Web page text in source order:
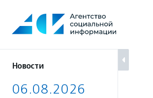
содержанию
Новости
06.08.2026